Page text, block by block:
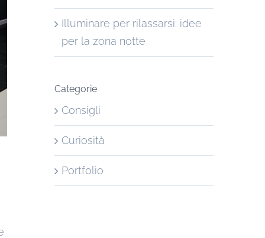
Illuminare per rilassarsi: idee
per la zona notte
Categorie
Consigli
Curiosità
Portfolio